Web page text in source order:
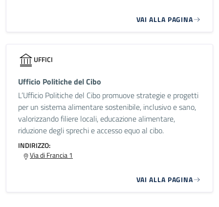
VAI ALLA PAGINA
UFFICI
Ufficio Politiche del Cibo
L’Ufficio Politiche del Cibo promuove strategie e progetti
per un sistema alimentare sostenibile, inclusivo e sano,
valorizzando filiere locali, educazione alimentare,
riduzione degli sprechi e accesso equo al cibo.
INDIRIZZO:
Via di Francia 1
VAI ALLA PAGINA